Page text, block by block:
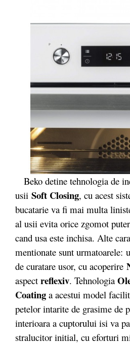
Beko detine tehnologia de
usii Soft Closing, cu acest
bucatarie va fi mai multa
al usii evita orice zgomot
cand usa este inchisa. Alte
mentionate sunt urmatoarele:
de curatare usor, cu acoperire
aspect reflexiv. Tehnologia
Coating a acestui model
petelor intarite de grasime de
interioara a cuptorului isi va
stralucitor initial, cu eforturi